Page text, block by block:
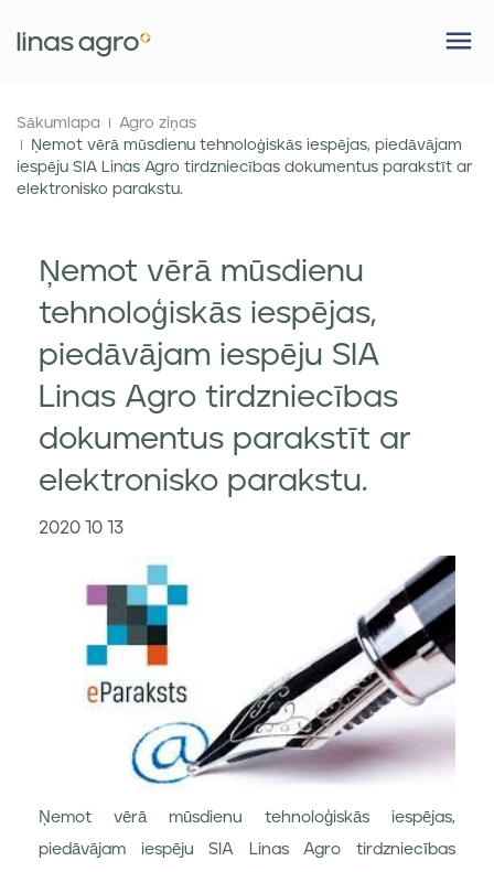
Sākumlapa
Agro ziņas
Ņemot vērā mūsdienu tehnoloģiskās iespējas, piedāvājam
iespēju SIA Linas Agro tirdzniecības dokumentus parakstīt ar
elektronisko parakstu.
Ņemot vērā mūsdienu
tehnoloģiskās iespējas,
piedāvājam iespēju SIA
Linas Agro tirdzniecības
dokumentus parakstīt ar
elektronisko parakstu.
2020 10 13
Ņemot vērā mūsdienu tehnoloģiskās iespējas,
piedāvājam iespēju SIA Linas Agro tirdzniecības